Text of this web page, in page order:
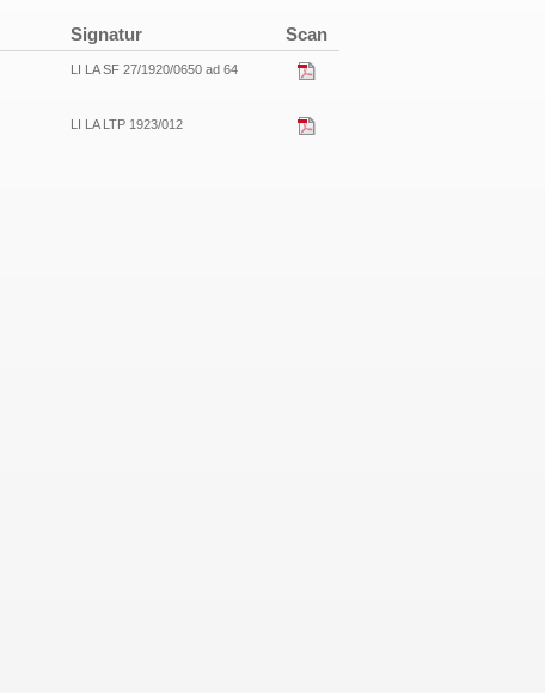
Signatur Scan
LI LA SF 27/1920/0650 ad 64
LI LA LTP 1923/012